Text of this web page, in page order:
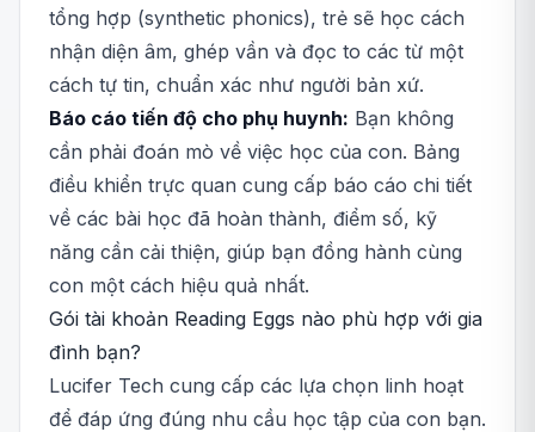
tổng hợp (synthetic phonics), trẻ sẽ học cách
nhận diện âm, ghép vần và đọc to các từ một
cách tự tin, chuẩn xác như người bản xứ.
Báo cáo tiến độ cho phụ huynh: Bạn không
cần phải đoán mò về việc học của con. Bảng
điều khiển trực quan cung cấp báo cáo chi tiết
về các bài học đã hoàn thành, điểm số, kỹ
năng cần cải thiện, giúp bạn đồng hành cùng
con một cách hiệu quả nhất.
Gói tài khoản Reading Eggs nào phù hợp với gia
đình bạn?
Lucifer Tech cung cấp các lựa chọn linh hoạt
để đáp ứng đúng nhu cầu học tập của con bạn.